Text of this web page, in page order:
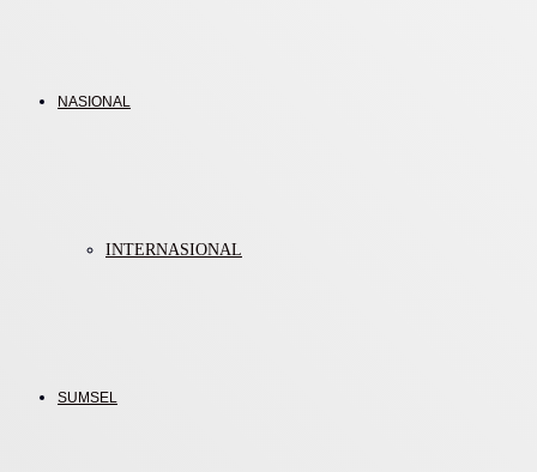
NASIONAL
INTERNASIONAL
SUMSEL